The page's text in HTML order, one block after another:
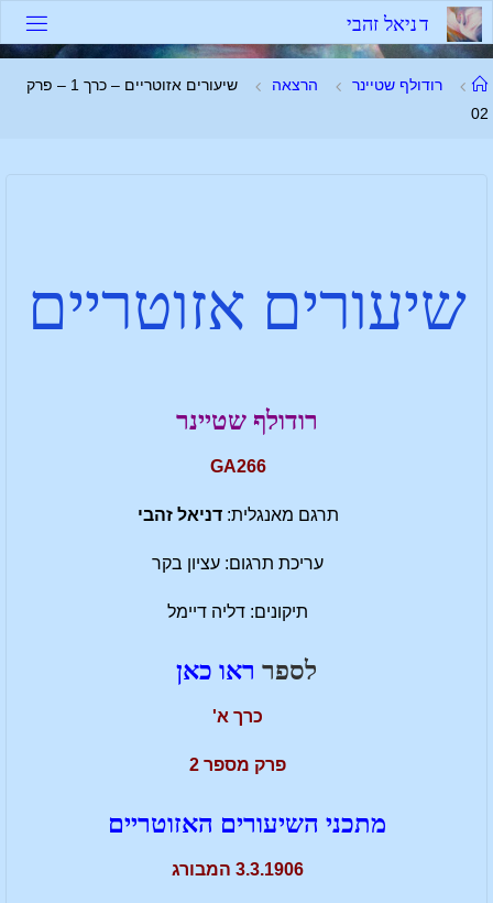
דניאל זהבי
רודולף שטיינר הרצאה
שיעורים אזוטריים – כרך 1 – פרק
02
שיעורים אזוטריים
רודולף שטיינר
GA266
תרגם מאנגלית:דניאל זהבי
עריכת תרגום: עציון בקר
תיקונים: דליה דיימל
לספר ראו כאן
כרך א'
פרק מספר 2
מתכני השיעורים האזוטריים
3.3.1906 המבורג